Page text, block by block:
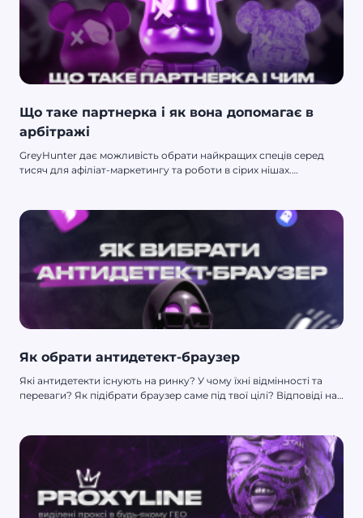
Що таке партнерка і як вона допомагає в
арбітражі
GreyHunter дає можливість обрати найкращих спеців серед
тисяч для афіліат-маркетингу та роботи в сірих нішах.
співпрацювати.
Як обрати антидетект-браузер
Які антидетекти існують на ринку? У чому їхні відмінності та
переваги? Як підібрати браузер саме під твої цілі? Відповіді на